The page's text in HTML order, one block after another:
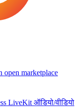
open marketplace
LiveKit ऑडियो/वीडियो